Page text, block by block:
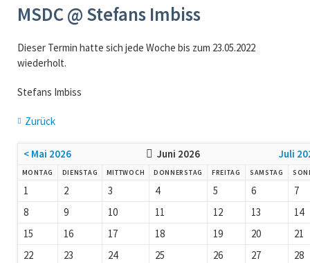
MSDC @ Stefans Imbiss
Dieser Termin hatte sich jede Woche bis zum 23.05.2022
wiederholt.
Stefans Imbiss
Zurück
< Mai 2026 Juni 2026 Juli
MONTAG DIENSTAG MITTWOCH DONNERSTAG FREITAG SAMSTAG
1 2 3 4 5 6
7
8
9 10 11 12 13
14
15
16 17 18 19 20
21
22
23 24 25 26 27
28